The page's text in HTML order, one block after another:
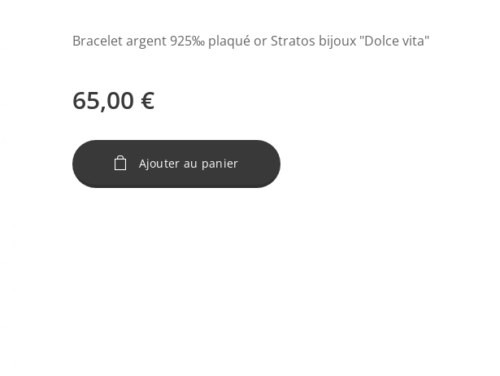
Bracelet argent 925‰ plaqué or Stratos bijoux "Dolce vita"
65,00 €
Ajouter au panier